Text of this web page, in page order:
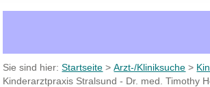
Sie sind hier:Startseite >Arzt-/Kliniksuche >
Kinderarztpraxis Stralsund - Dr. med. Timothy